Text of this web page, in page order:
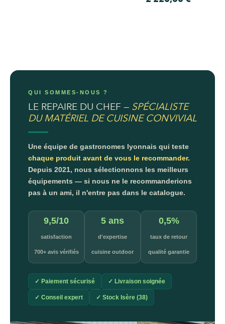
QUI SOMMES-NOUS ?
LE REPAIRE DU CHEF — SPÉCIALISTE
DU MATÉRIEL DE CUISINE CONVIVIAL
Une équipe de gastronomes lyonnais qui teste
chaque produit avant de vous le recommander.
Depuis 2021, nous sélectionnons les meilleurs
équipements — si nous ne le recommanderions
pas à un ami, il n'entre pas dans le catalogue.
9,5/10
satisfaction
700+ avis vérifiés
5 ans
d'expertise
cuisine outdoor
0,5%
taux de retour
qualité garantie
✓ Paiement sécurisé ✓ Livraison soignée
✓ Conseil expert ✓ Stock Isère (38)